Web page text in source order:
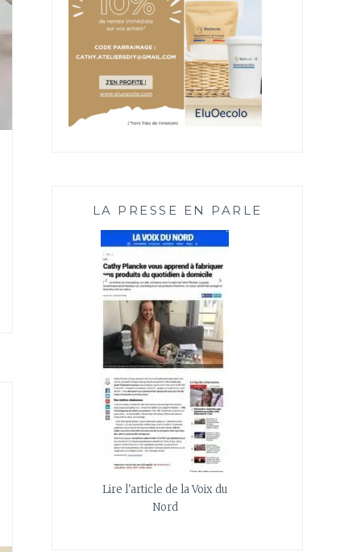
LA PRESSE EN PARLE
Lire l'article de la Voix du
Nord